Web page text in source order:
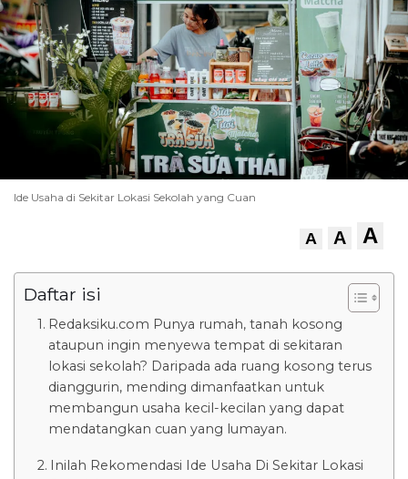
Ide Usaha di Sekitar Lokasi Sekolah yang Cuan
A A A
Daftar isi
Redaksiku.com Punya rumah, tanah kosong
ataupun ingin menyewa tempat di sekitaran
lokasi sekolah? Daripada ada ruang kosong terus
dianggurin, mending dimanfaatkan untuk
membangun usaha kecil-kecilan yang dapat
mendatangkan cuan yang lumayan.
Inilah Rekomendasi Ide Usaha Di Sekitar Lokasi